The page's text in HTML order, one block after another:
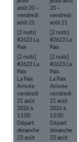
août 20 –
vendredi
août 21
[2 nuits]
#2623 La
Paix
[2 nuits]
#2623 La
Paix
La Paix
Arrivée:
vendredi
21 août
2026 à
13:00
Départ:
dimanche
23 août
20 –
vendredi
août 21
[2 nuits]
#2623 La
Paix
[2 nuits]
#2623 La
Paix
La Paix
Arrivée:
vendredi
21 août
2026 à
13:00
Départ:
dimanche
23 août